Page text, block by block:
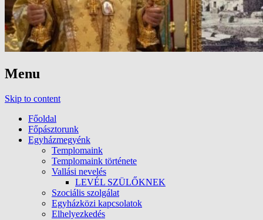
Menu
Skip to content
Főoldal
Főpásztorunk
Egyházmegyénk
Templomaink
Templomaink története
Vallási nevelés
LEVÉL SZÜLŐKNEK
Szociális szolgálat
Egyházközi kapcsolatok
Elhelyezkedés